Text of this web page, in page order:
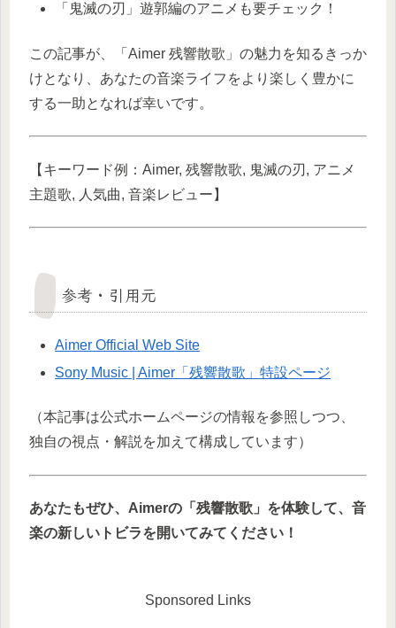
「鬼滅の刃」遊郭編のアニメも要チェック！
この記事が、「Aimer 残響散歌」の魅力を知るきっか
けとなり、あなたの音楽ライフをより楽しく豊かに
する一助となれば幸いです。
【キーワード例：Aimer, 残響散歌, 鬼滅の刃, アニメ
主題歌, 人気曲, 音楽レビュー】
参考・引用元
Aimer Official Web Site
Sony Music | Aimer「残響散歌」特設ページ
（本記事は公式ホームページの情報を参照しつつ、
独自の視点・解説を加えて構成しています）
あなたもぜひ、Aimerの「残響散歌」を体験して、音
楽の新しいトビラを開いてみてください！
Sponsored Links